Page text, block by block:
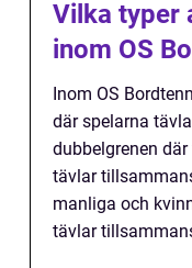
Vilka typer
inom OS
Inom OS
där spelarna
dubbelgrenen
tävlar
manliga och
tävlar